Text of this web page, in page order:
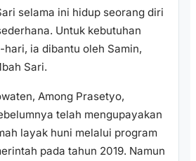
selama ini hidup seorang diri
Untuk kebutuhan
hari, ia dibantu oleh Samin,
Sari.
Among Prasetyo,
telah mengupayakan
layak huni melalui program
pada tahun 2019. Namun